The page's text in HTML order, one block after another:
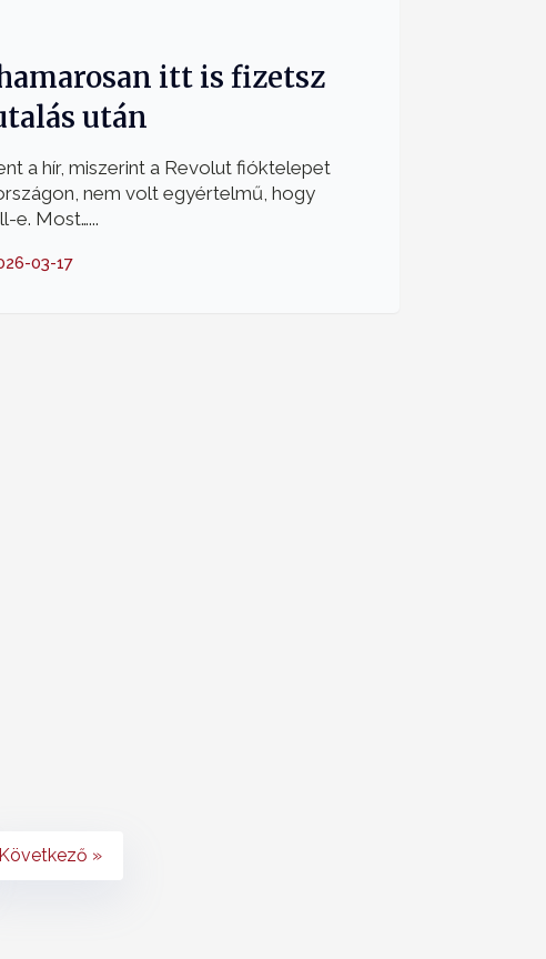
itt is fizetsz
után
a hír, miszerint a Revolut fióktelepet
nem volt egyértelmű, hogy
e. Most…...
03-17
Következő »